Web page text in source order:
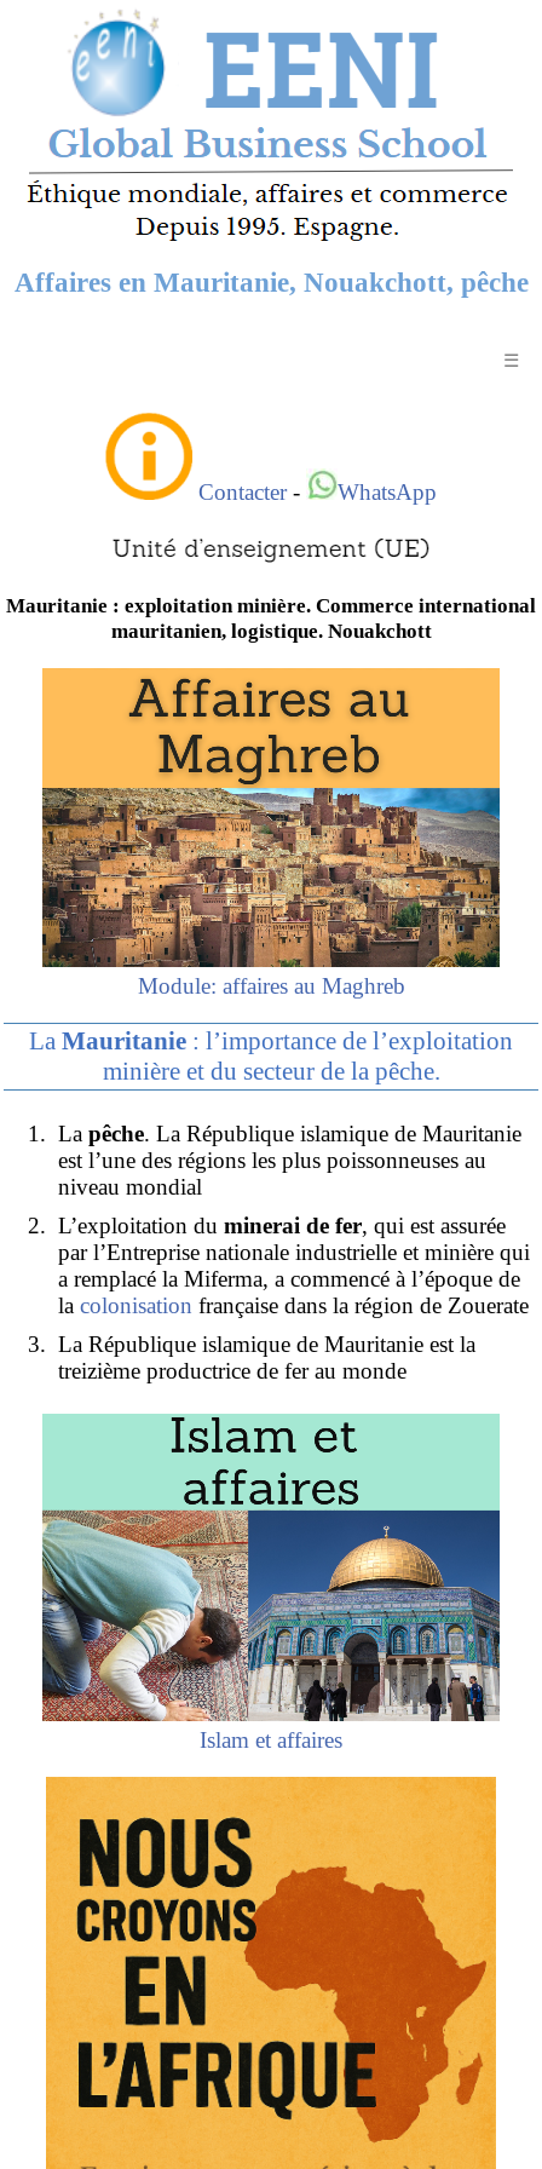
Affaires en Mauritanie, Nouakchott, pêche
☰
Contacter- WhatsApp
Mauritanie : exploitation minière. Commerce international
mauritanien, logistique. Nouakchott
Module: affaires au Maghreb
La Mauritanie : l’importance de l’exploitation
minière et du secteur de la pêche.
La pêche. La République islamique de Mauritanie
est l’une des régions les plus poissonneuses au
niveau mondial
L’exploitation du minerai de fer, qui est assurée
par l’Entreprise nationale industrielle et minière qui
a remplacé la Miferma, a commencé à l’époque de
la colonisation française dans la région de Zouerate
La République islamique de Mauritanie est la
treizième productrice de fer au monde
Islam et affaires